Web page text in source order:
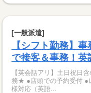
[一般派遣]
【シフト勤務】
で接客＆事務！英
【英会話アリ】土日祝日
務★ ●店頭での予約受付 ●
様対応（英語...